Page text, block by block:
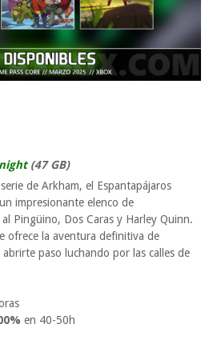
(47 GB)
de Arkham, el Espantapájaros
impresionante elenco de
Pingüino, Dos Caras y Harley Quinn.
ofrece la aventura definitiva de
paso luchando por las calles de
en 40-50h